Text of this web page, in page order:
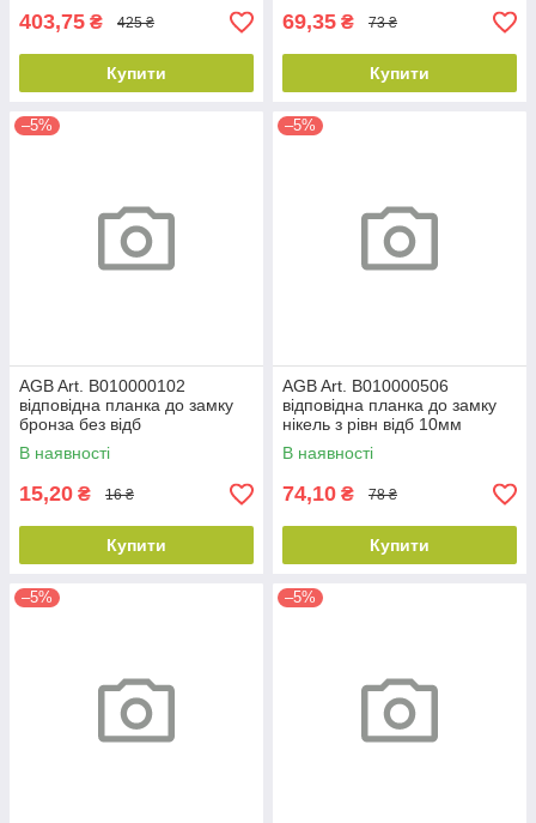
403,75 ₴ 425 ₴
Купити
69,35 ₴ 73 ₴
Купити
–5%
AGB Art. B010000102
відповідна планка до замку
бронза без відб
В наявності
15,20 ₴ 16 ₴
Купити
–5%
AGB Art. B010000506
відповідна планка до замку
нікель з рівн відб 10мм
В наявності
74,10 ₴ 78 ₴
Купити
–5% –5%